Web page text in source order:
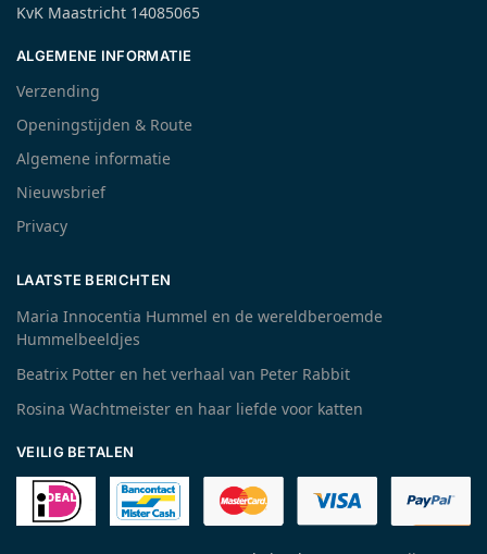
KvK Maastricht 14085065
ALGEMENE INFORMATIE
Verzending
Openingstijden & Route
Algemene informatie
Nieuwsbrief
Privacy
LAATSTE BERICHTEN
Maria Innocentia Hummel en de wereldberoemde
Hummelbeeldjes
Beatrix Potter en het verhaal van Peter Rabbit
Rosina Wachtmeister en haar liefde voor katten
VEILIG BETALEN